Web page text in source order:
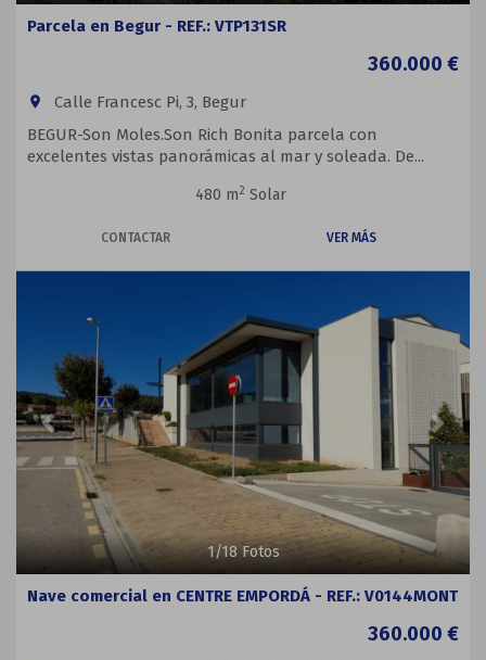
Parcela en Begur - REF.: VTP131SR
360.000 €
room
Calle Francesc Pi, 3, Begur
BEGUR-Son Moles.Son Rich Bonita parcela con
excelentes vistas panorámicas al mar y soleada. De...
480 m2 Solar
CONTACTAR VER MÁS
1/18Fotos
Nave comercial en CENTRE EMPORDÁ - REF.: V0144MONT
360.000 €